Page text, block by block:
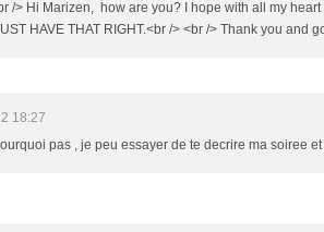
/> Hi Marizen, how are you? I hope with all my
HAVE THAT RIGHT.<br /> <br /> Thank you and
18:27
pas , je peu essayer de te decrire ma soiree